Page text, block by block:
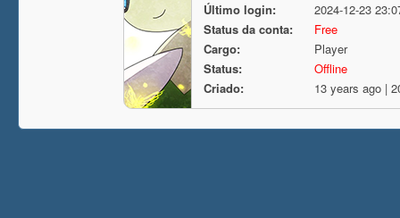
Último login:
2024-12-23
Status da conta:
Free
Cargo:
Player
Status:
Offline
Criado:
13 years ago |